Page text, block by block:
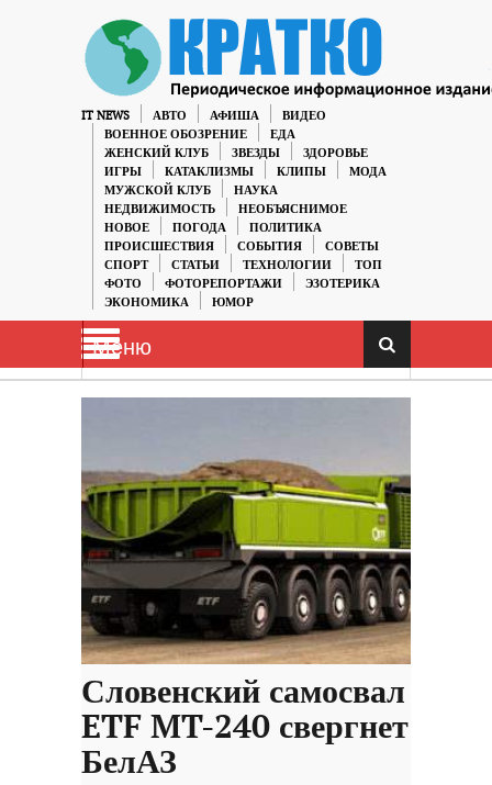
IT NEWS АВТО АФИША
ВИДЕО
ВОЕННОЕ ОБОЗРЕНИЕ
ЕДА
ЖЕНСКИЙ КЛУБ
ЗВЕЗДЫ
ЗДОРОВЬЕ
ИГРЫ
КАТАКЛИЗМЫ КЛИПЫ
МОДА
МУЖСКОЙ КЛУБ
НАУКА
НЕДВИЖИМОСТЬ
НЕОБЪЯСНИМОЕ
НОВОЕ
ПОГОДА
ПОЛИТИКА
ПРОИСШЕСТВИЯ
СОБЫТИЯ
СОВЕТЫ
СПОРТ
СТАТЬИ ТЕХНОЛОГИИ
ТОП
ФОТО
ФОТОРЕПОРТАЖИ
ЭЗОТЕРИКА
ЭКОНОМИКА
ЮМОР
Меню
Словенский самосвал
ETF MT-240 свергнет
БелАЗ